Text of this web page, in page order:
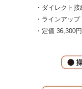
・ダイレクト
・ラインアッ
・定価 36,300